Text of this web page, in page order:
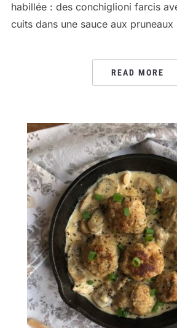
habillée : des conchiglioni farcis
cuits dans une sauce aux
READ MORE